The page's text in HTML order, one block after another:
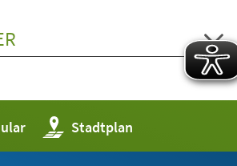
Stadtplan
(Öffnet
in
einem